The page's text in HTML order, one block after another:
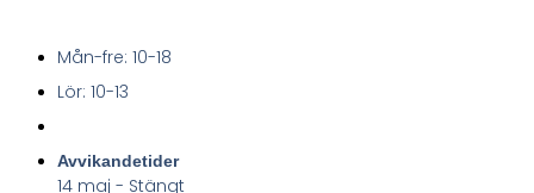
Mån-fre: 10-18
Lör: 10-13
Avvikandetider
14 maj - Stängt